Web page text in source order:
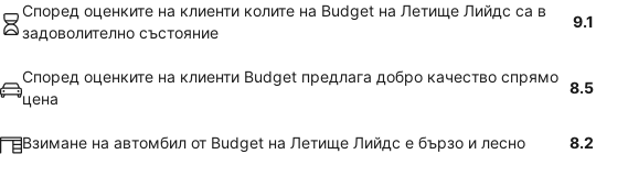
Според оценките на клиенти колите на Budget на Летище Лийдс са в
задоволително състояние
9.1
Според оценките на клиенти Budget предлага добро качество спрямо
цена
8.5
Взимане на автомбил от Budget на Летище Лийдс е бързо и лесно 8.2